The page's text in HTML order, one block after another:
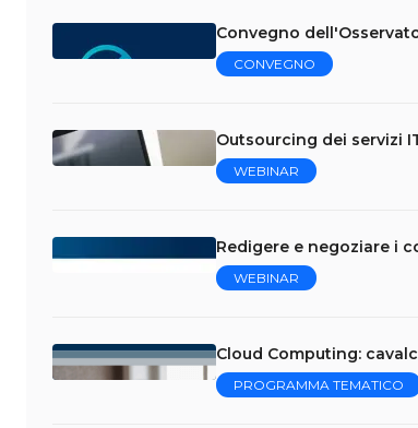
Convegno
CONVEGNO
Outsourcing dei servizi
WEBINAR
Redigere e negoziare i
WEBINAR
Cloud Computing:
PROGRAMMA TEMATICO